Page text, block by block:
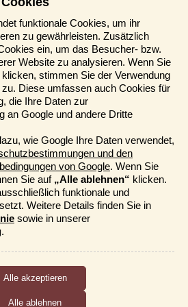
ursprünglich ein charmantes
es viel zu tun gibt. Genießt die
Strände,
Straßen oder macht einen
nahe gelegene Insel Cozumel. In
zahlreiche Ausflüge angeboten.
hier besonders schön. Von
wir schließlich gut erholt zurück
die Rundreise
Partner
eintragen
funktionale Cookies, um ihr
zu gewährleisten. Zusätzlich
ein, um das Besucher- bzw.
Website zu analysieren. Wenn Sie
klicken, stimmen Sie der Verwendung
Diese umfassen auch Cookies für
die Ihre Daten zur
an Google und andere Dritte
wie Google Ihre Daten verwendet,
und den
von Google. Wenn Sie
Sie auf „Alle ablehnen“ klicken.
funktionale und
Weitere Details finden Sie in
sowie in unserer
.
Funktionieren der Website
Cookies, die uns ermöglichen, die
anonym zu messen.
Alle ablehnen